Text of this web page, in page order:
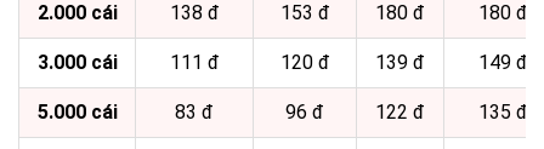
2.000 cái 138 đ 153 đ 180 đ 180 đ
3.000 cái 111 đ 120 đ 139 đ 149 đ
5.000 cái 83 đ 96 đ 122 đ 135 đ